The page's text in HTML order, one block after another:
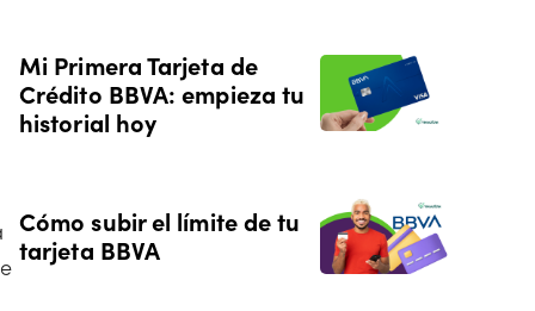
Mi Primera Tarjeta de
Crédito BBVA: empieza tu
historial hoy
Cómo subir el límite de tu
tarjeta BBVA